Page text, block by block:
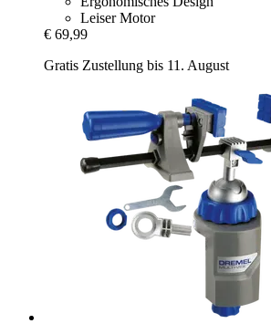
Leiser Motor
€ 69,99
Gratis Zustellung bis 11. August